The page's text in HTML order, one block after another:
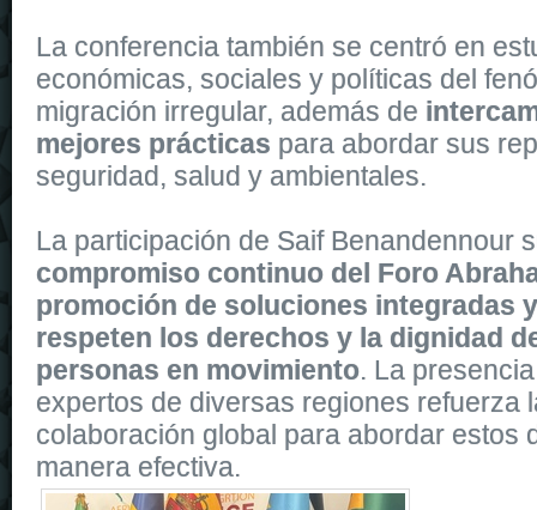
La conferencia también se centró en
económicas, sociales y políticas del
migración irregular, además de
mejores prácticas para abordar sus
seguridad, salud y ambientales.
La participación de Saif Benandennour
compromiso continuo del Foro
promoción de soluciones integradas
respeten los derechos y la dignidad
personas en movimiento. La
expertos de diversas regiones refuerza
colaboración global para abordar estos
manera efectiva.